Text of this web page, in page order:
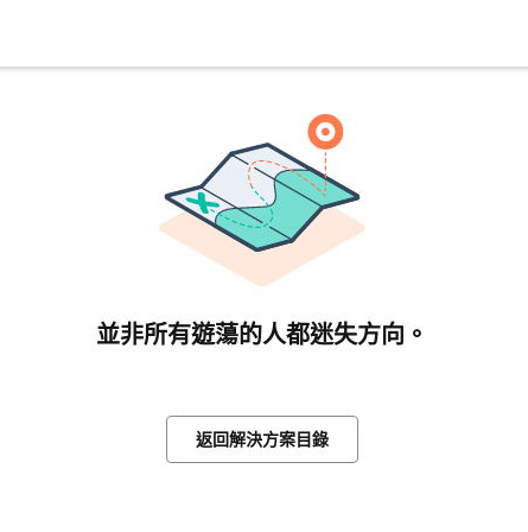
並非所有遊蕩的人都迷失方向。
返回解決方案目錄